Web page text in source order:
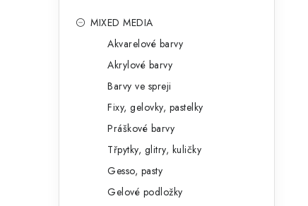
MIXED MEDIA
Akvarelové barvy
Akrylové barvy
Barvy ve spreji
Fixy, gelovky, pastelky
Práškové barvy
Třpytky, glitry, kuličky
Gesso, pasty
Gelové podložky